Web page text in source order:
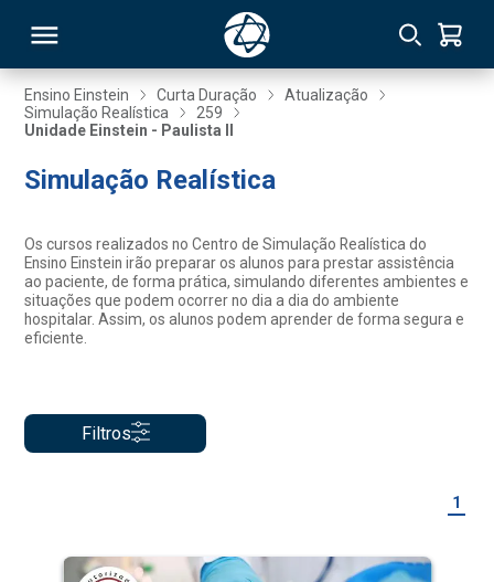
Ensino Einstein Curta Duração
Atualização
Simulação Realística
259
Unidade Einstein - Paulista II
Simulação Realística
Os cursos realizados no Centro de Simulação Realística do
Ensino Einstein irão preparar os alunos para prestar assistência
ao paciente, de forma prática, simulando diferentes ambientes e
situações que podem ocorrer no dia a dia do ambiente
hospitalar. Assim, os alunos podem aprender de forma segura e
eficiente.
Filtros
1